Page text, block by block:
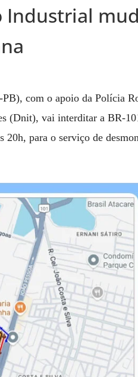
com o apoio da Polícia
(Dnit), vai interditar a BR-
20h, para o serviço de